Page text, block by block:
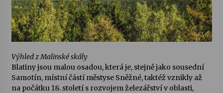
Výhled z Malinské skály
Blatinyjsou malou osadou, která je, stejně jako sousední
Samotín, místní částí městyse Sněžné, taktéž vznikly až
na počátku 18. století s rozvojem železářství v oblasti,